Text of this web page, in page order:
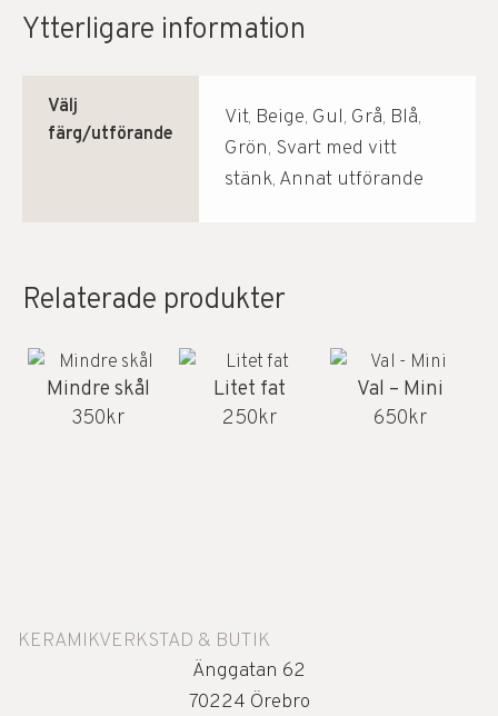
Ytterligare information
Välj
färg/utförande
Vit, Beige, Gul, Grå, Blå,
Grön, Svart med vitt
stänk, Annat utförande
Relaterade produkter
Mindre skål
350kr
Litet fat
250kr
Val – Mini
650kr
KERAMIKVERKSTAD & BUTIK
Änggatan 62
70224 Örebro